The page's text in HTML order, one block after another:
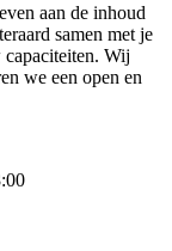
aan de inhoud
samen met je
capaciteiten. Wij
we een open en